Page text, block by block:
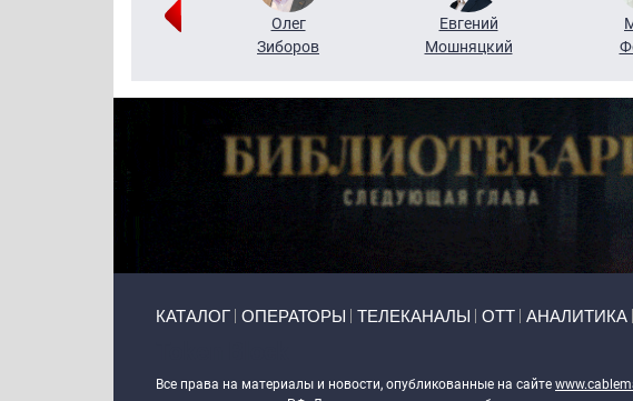
Олег
Зиборов
Евгений
Мошняцкий
КАТАЛОГ ОПЕРАТОРЫ ТЕЛЕКАНАЛЫ ОТТ АНАЛИТИКА
Все права на материалы и новости, опубликованные на сайте